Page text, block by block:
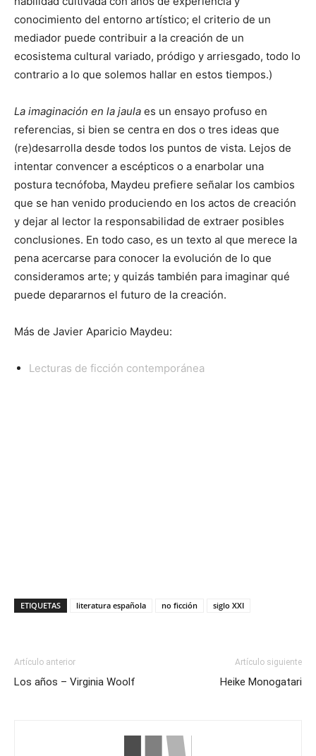
conocimiento del entorno artístico; el criterio de un
mediador puede contribuir a la creación de un
ecosistema cultural variado, pródigo y arriesgado, todo lo
contrario a lo que solemos hallar en estos tiempos.)
La imaginación en la jaula es un ensayo profuso en
referencias, si bien se centra en dos o tres ideas que
(re)desarrolla desde todos los puntos de vista. Lejos de
intentar convencer a escépticos o a enarbolar una
postura tecnófoba, Maydeu prefiere señalar los cambios
que se han venido produciendo en los actos de creación
y dejar al lector la responsabilidad de extraer posibles
conclusiones. En todo caso, es un texto al que merece la
pena acercarse para conocer la evolución de lo que
consideramos arte; y quizás también para imaginar qué
puede depararnos el futuro de la creación.
Más de Javier Aparicio Maydeu:
Lecturas de ficción contemporánea
ETIQUETAS literatura española no ficción siglo XXI
Artículo anterior
Los años – Virginia Woolf
Artículo siguiente
Heike Monogatari